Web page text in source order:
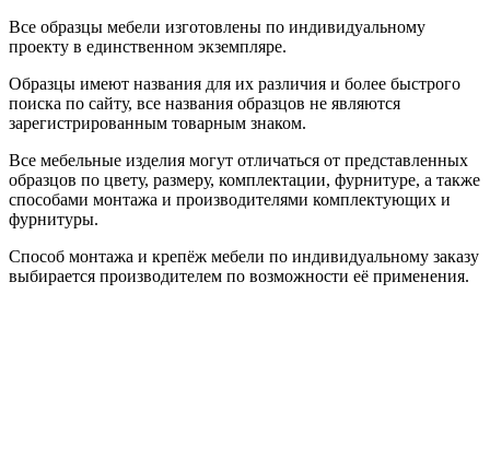
Все образцы мебели изготовлены по индивидуальному
проекту в единственном экземпляре.
Образцы имеют названия для их различия и более быстрого
поиска по сайту, все названия образцов не являются
зарегистрированным товарным знаком.
Все мебельные изделия могут отличаться от представленных
образцов по цвету, размеру, комплектации, фурнитуре, а также
способами монтажа и производителями комплектующих и
фурнитуры.
Способ монтажа и крепёж мебели по индивидуальному заказу
выбирается производителем по возможности её применения.